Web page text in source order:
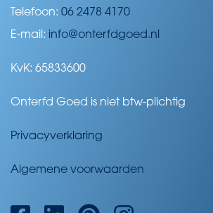
Telefoon: 06 2478 4170
E-mail: info@onterfdgoed.nl
KvK: 65833600
Onterfd Goed is niet btw-plichtig
Privacyverklaring
Algemene voorwaarden